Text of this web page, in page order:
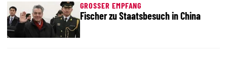
GROSSER EMPFANG
Fischer zu Staatsbesuch in China